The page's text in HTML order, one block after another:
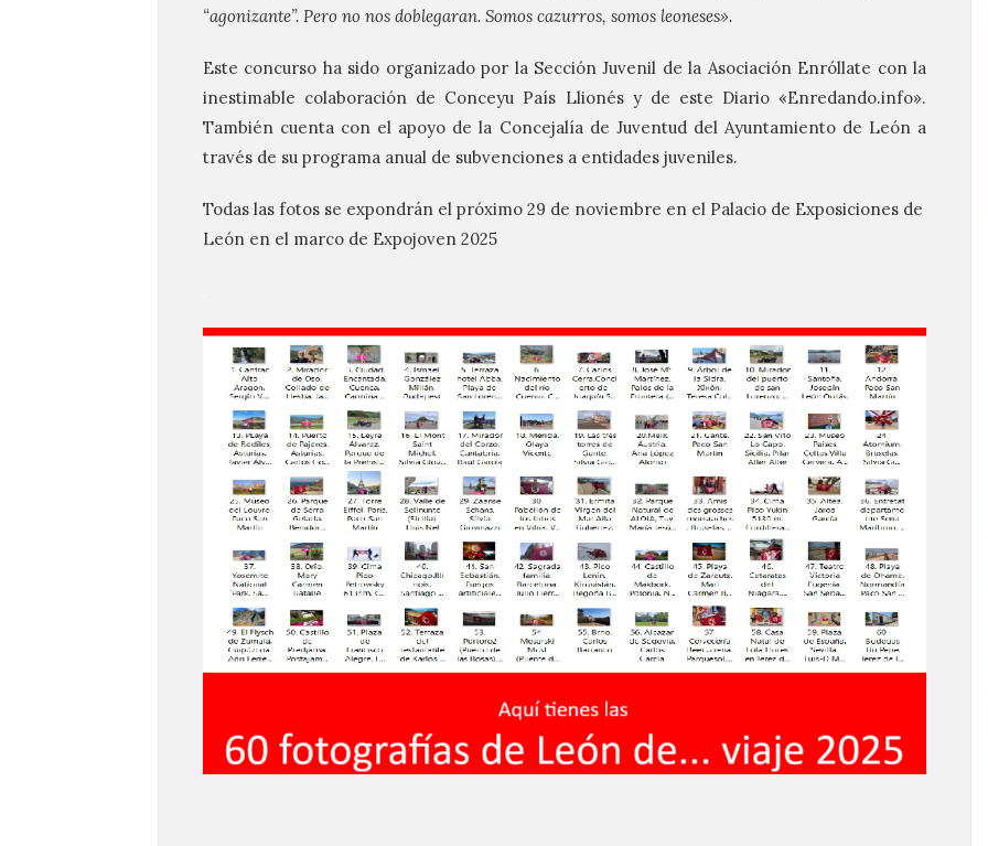
“agonizante”. Pero no nos doblegaran. Somos cazurros, somos leoneses».
Este concurso ha sido organizado por la Sección Juvenil de la Asociación Enróllate con la
inestimable colaboración de Conceyu País Llionés y de este Diario «Enredando.info».
También cuenta con el apoyo de la Concejalía de Juventud del Ayuntamiento de León a
través de su programa anual de subvenciones a entidades juveniles.
Todas las fotos se expondrán el próximo 29 de noviembre en el Palacio de Exposiciones de
León en el marco de Expojoven 2025